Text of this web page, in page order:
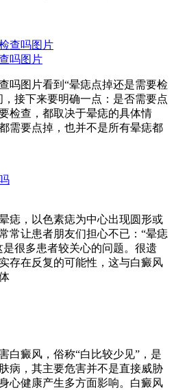
吗图片
吗图片看到“晕痣点掉还是需要检
接下来要明确一点：是否需要点
检查，都取决于晕痣的具体情
需要点掉，也并不是所有晕痣都
痣，以色素痣为中心出现圆形或
常让患者朋友们担心不已：“晕痣
很多患者较关心的问题。很遗
存在反复的可能性，这与白癜风
白癜风，俗称“白比较少见”，是
病，其主要危害并不是直接威胁
心健康产生多方面影响。白癜风